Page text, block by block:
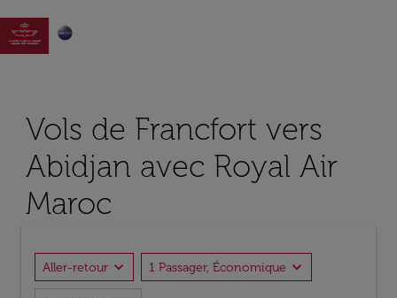

Vols de Francfort vers
Abidjan avec Royal Air
Maroc
Aller-retour expand_more 1 Passager, Économique expand_more